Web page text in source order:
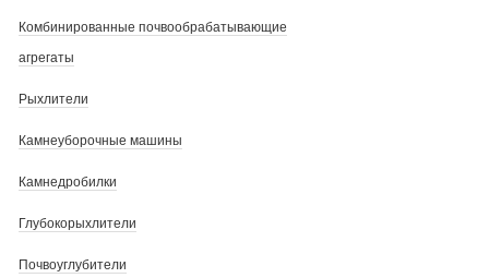
Комбинированные почвообрабатывающие
агрегаты
Рыхлители
Камнеуборочные машины
Камнедробилки
Глубокорыхлители
Почвоуглубители